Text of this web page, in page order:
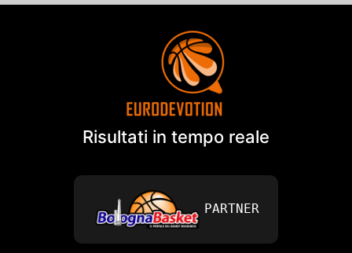
Risultati in tempo reale
PARTNER